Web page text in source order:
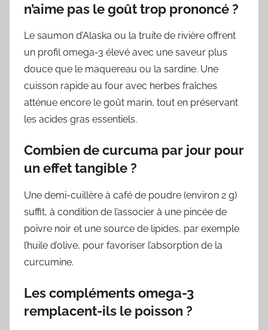
n’aime pas le goût trop prononcé ?
Le saumon d’Alaska ou la truite de rivière offrent
un profil omega-3 élevé avec une saveur plus
douce que le maquereau ou la sardine. Une
cuisson rapide au four avec herbes fraîches
atténue encore le goût marin, tout en préservant
les acides gras essentiels.
Combien de curcuma par jour pour
un effet tangible ?
Une demi-cuillère à café de poudre (environ 2 g)
suffit, à condition de l’associer à une pincée de
poivre noir et une source de lipides, par exemple
l’huile d’olive, pour favoriser l’absorption de la
curcumine.
Les compléments omega-3
remplacent-ils le poisson ?